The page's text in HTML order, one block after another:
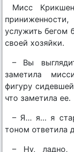
Мисс
услужить бегом
своей хозяйки.
– Вы
заметила
фигуру
что заметила ее.
– Я… я… я
тоном ответила
– Ну, ладно,